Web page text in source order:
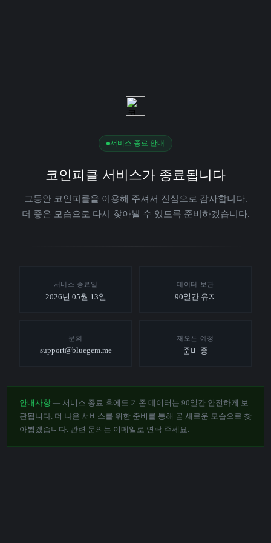
서비스 종료 안내
코인피클 서비스가 종료됩니다
그동안 코인피클을 이용해 주셔서 진심으로 감사합니다.
더 좋은 모습으로 다시 찾아뵐 수 있도록 준비하겠습니다.
서비스 종료일
2026년 05월 13일
데이터 보관
90일간 유지
문의
support@bluegem.me
재오픈 예정
준비 중
안내사항 — 서비스 종료 후에도 기존 데이터는 90일간 안전하게 보
관됩니다. 더 나은 서비스를 위한 준비를 통해 곧 새로운 모습으로 찾
아뵙겠습니다. 관련 문의는 이메일로 연락 주세요.